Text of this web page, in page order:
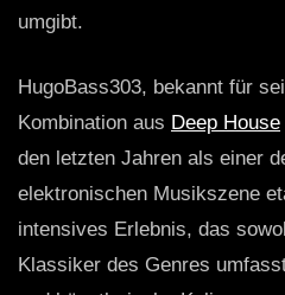
umgibt.
HugoBass303, bekannt für
Kombination aus Deep House
den letzten Jahren als einer
elektronischen Musikszene
intensives Erlebnis, das
Klassiker des Genres